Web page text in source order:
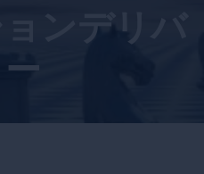
ンデリバ